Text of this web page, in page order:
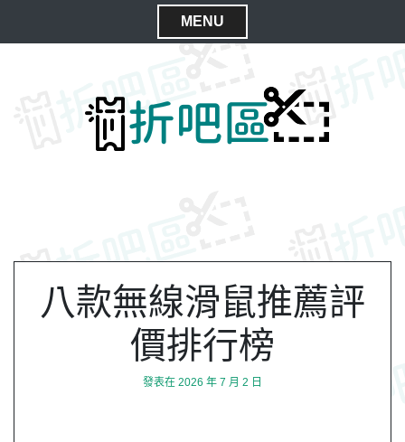
MENU
C
八款無線滑鼠推薦評
價排行榜
發表在 2026 年 7 月 2 日